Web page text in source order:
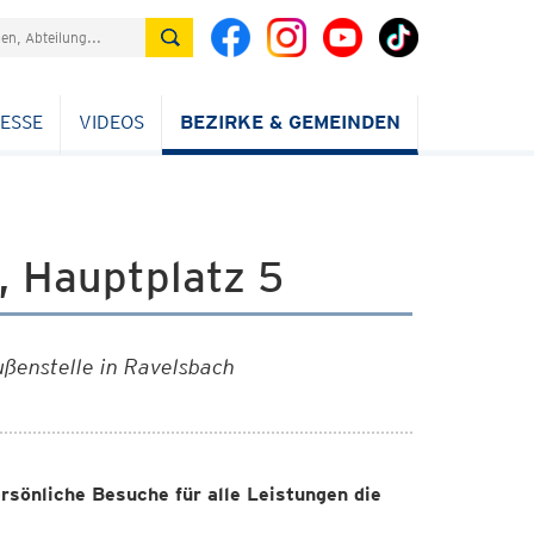
VIDEOS BEZIRKE & GEMEINDEN
Hauptplatz 5
in Ravelsbach
Besuche für alle Leistungen die